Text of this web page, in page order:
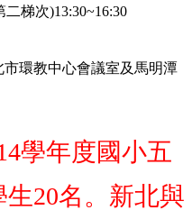
梯次)13:30~16:30
環教中心會議室及馬明潭
學年度國小五
20名。新北與